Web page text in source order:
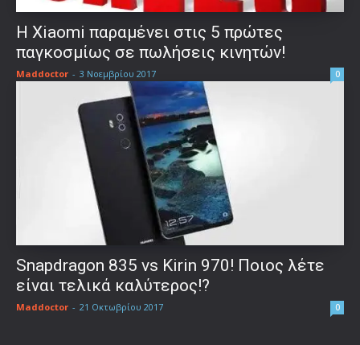
Η Xiaomi παραμένει στις 5 πρώτες
παγκοσμίως σε πωλήσεις κινητών!
Maddoctor - 3 Νοεμβρίου 2017 0
Snapdragon 835 vs Kirin 970! Ποιος λέτε
είναι τελικά καλύτερος!?
Maddoctor - 21 Οκτωβρίου 2017 0